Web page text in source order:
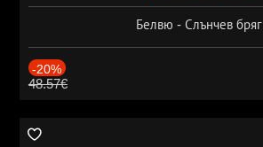
Белвю - Слънчев бряг
-20%
48.57€